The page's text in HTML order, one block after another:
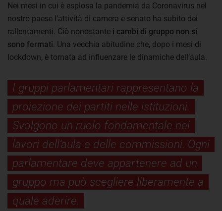
Nei mesi in cui è esplosa la pandemia da Coronavirus nel
nostro paese l’attività di camera e senato ha subito dei
rallentamenti. Ciò nonostante i cambi di gruppo non si
sono fermati . Una vecchia abitudine che, dopo i mesi di
lockdown, è tornata ad influenzare le dinamiche dell’aula.
I gruppi parlamentari rappresentano la
proiezione dei partiti nelle istituzioni.
Svolgono un ruolo fondamentale nei
lavori dell’aula e delle commissioni. Ogni
parlamentare deve appartenere ad un
gruppo ma può scegliere liberamente a
quale aderire.